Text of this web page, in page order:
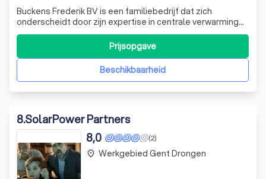
Buckens Frederik BV is een familiebedrijf dat zich
onderscheidt door zijn expertise in centrale verwarming
en sanitair. Opgericht in 2002 door Frederik, een
afgestudeerde in centrale verwarming, heeft het bedrijf
zich sindsdien gestaag uitgebreid. Samen met zijn
echtgenote Evelien en zijn ouders, bi
Beschikbaarheid
Prijsopgave
8.SolarPower Partners
(2)
8,0
place Werkgebied Gent Drongen